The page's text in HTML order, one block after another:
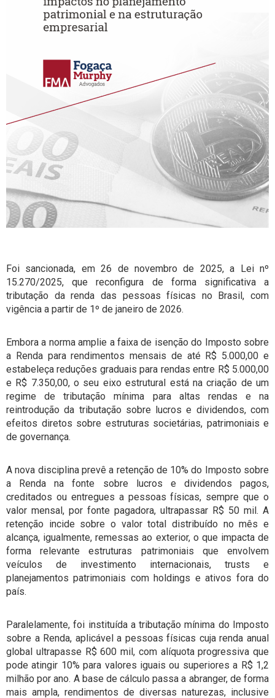
Foi sancionada, em 26 de novembro de 2025, a Lei nº
15.270/2025, que reconfigura de forma significativa a
tributação da renda das pessoas físicas no Brasil, com
vigência a partir de 1º de janeiro de 2026.
Embora a norma amplie a faixa de isenção do Imposto sobre
a Renda para rendimentos mensais de até R$ 5.000,00 e
estabeleça reduções graduais para rendas entre R$ 5.000,00
e R$ 7.350,00, o seu eixo estrutural está na criação de um
regime de tributação mínima para altas rendas e na
reintrodução da tributação sobre lucros e dividendos, com
efeitos diretos sobre estruturas societárias, patrimoniais e
de governança.
A nova disciplina prevê a retenção de 10% do Imposto sobre
a Renda na fonte sobre lucros e dividendos pagos,
creditados ou entregues a pessoas físicas, sempre que o
valor mensal, por fonte pagadora, ultrapassar R$ 50 mil. A
retenção incide sobre o valor total distribuído no mês e
alcança, igualmente, remessas ao exterior, o que impacta de
forma relevante estruturas patrimoniais que envolvem
veículos de investimento internacionais, trusts e
planejamentos patrimoniais com holdings e ativos fora do
país.
Paralelamente, foi instituída a tributação mínima do Imposto
sobre a Renda, aplicável a pessoas físicas cuja renda anual
global ultrapasse R$ 600 mil, com alíquota progressiva que
pode atingir 10% para valores iguais ou superiores a R$ 1,2
milhão por ano. A base de cálculo passa a abranger, de forma
mais ampla, rendimentos de diversas naturezas, inclusive